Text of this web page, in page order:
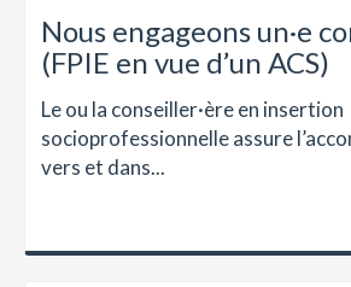
Nous engageons un·e
(FPIE en vue d’un ACS)
Le ou la conseiller·ère en insertion
socioprofessionnelle assure
vers et dans...